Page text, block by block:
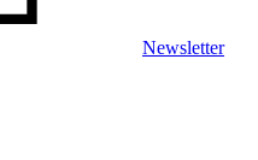
Newsletter